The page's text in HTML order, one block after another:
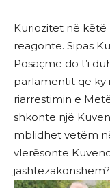
Kuriozitet në këtë
reagonte. Sipas
Posaçme do t’i
parlamentit që ky
riarrestimin e
shkonte një
mblidhet vetëm
vlerësonte